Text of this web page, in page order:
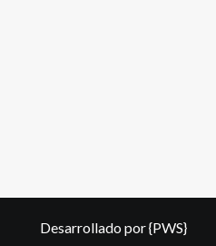
Desarrollado por{PWS}